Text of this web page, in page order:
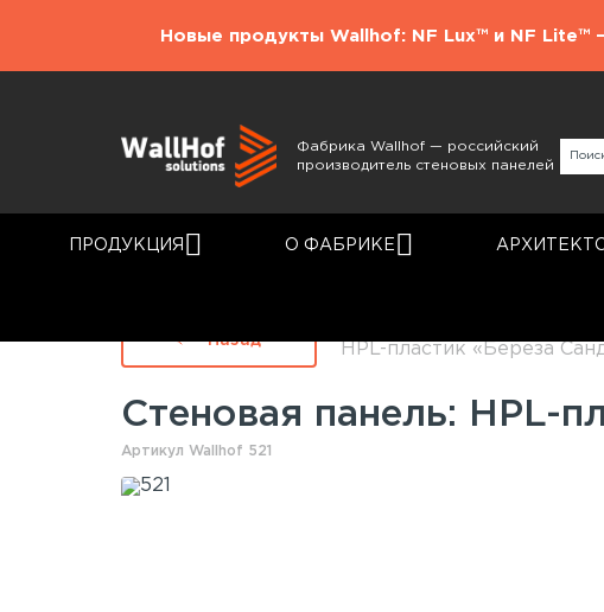
Новые продукты Wallhof: NF Lux™ и NF
Фабрика Wallhof — российский
производитель стеновых панелей
ПРОДУКЦИЯ О ФАБРИКЕ
Назад
HPL-пластик «Береза
Стеновая панель: HPL-
Артикул Wallhof 521